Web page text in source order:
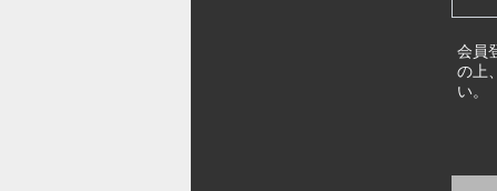
会員
の上
い。